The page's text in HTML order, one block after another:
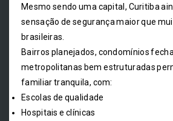
Mesmo sendo uma capital, Curitiba
sensação de segurança maior que
brasileiras.
Bairros planejados, condomínios
metropolitanas bem estruturadas
familiar tranquila, com:
Escolas de qualidade
Hospitais e clínicas